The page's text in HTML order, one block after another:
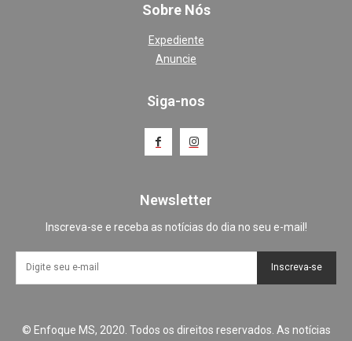
Sobre Nós
Expediente
Anuncie
Siga-nos
Newsletter
Inscreva-se e receba as notícias do dia no seu e-mail!
Inscreva-se
© Enfoque MS, 2020. Todos os direitos reservados. As notícias